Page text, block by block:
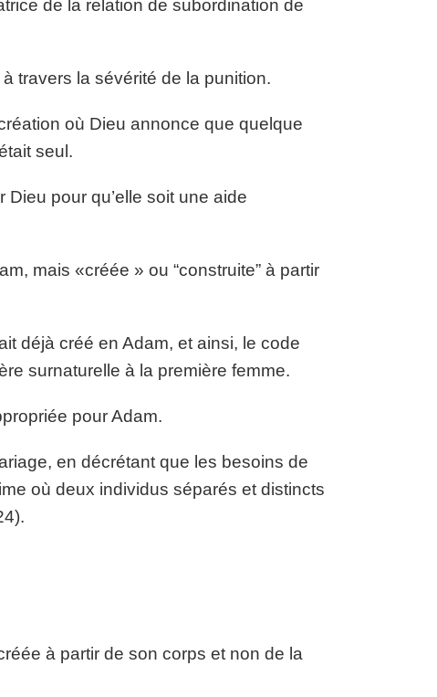
de la relation de subordination de
travers la sévérité de la punition.
où Dieu annonce que quelque
seul.
pour qu’elle soit une aide
mais «créée » ou “construite” à partir
déjà créé en Adam, et ainsi, le code
surnaturelle à la première femme.
pour Adam.
en décrétant que les besoins de
où deux individus séparés et distincts
à partir de son corps et non de la